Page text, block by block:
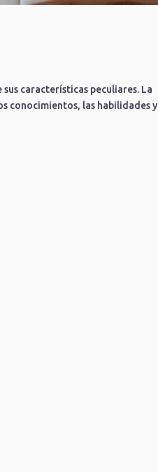
características peculiares. La
conocimientos, las habilidades y